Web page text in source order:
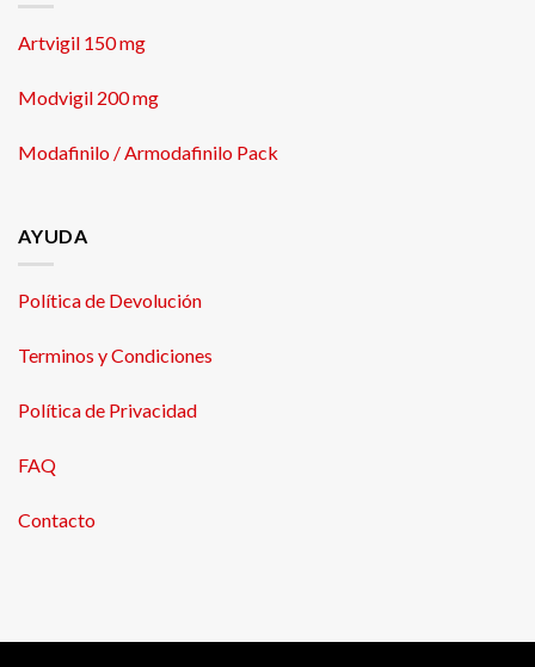
Artvigil 150 mg
Modvigil 200 mg
Modafinilo / Armodafinilo Pack
AYUDA
Política de Devolución
Terminos y Condiciones
Política de Privacidad
FAQ
Contacto